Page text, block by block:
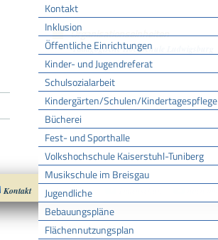
Kontakt
Inklusion
Öffentliche Einrichtungen
Kinder- und Jugendreferat
Schulsozialarbeit
Kindergärten/Schulen/Kindertagespflege
Bücherei
Fest- und Sporthalle
Volkshochschule Kaiserstuhl-Tuniberg
Musikschule im Breisgau
Jugendliche
Bebauungspläne
Flächennutzungsplan
Organisationseinheiten
Pädagogische Hochschule Ludwigsburg
Kontakt Impressum